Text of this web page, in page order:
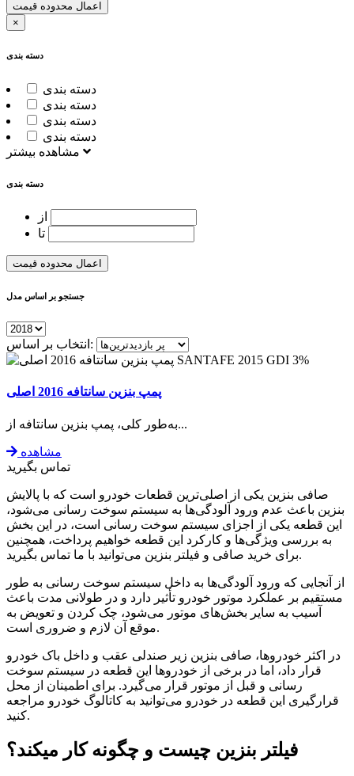
اعمال محدوده قیمت
×
دسته بندی
دسته بندی
دسته بندی
دسته بندی
دسته بندی
دسته بندی
اعمال محدوده قیمت
جستجو بر اساس مدل
انتخاب بر اساس:
SANTAFE 2015 GDI 3%
پمپ بنزین سانتافه 2016 اصلی
به‌طور کلی، پمپ بنزین سانتافه از...
مشاهده
تماس بگیرید
صافی بنزین یکی از اصلی‌ترین قطعات خودرو است که با پالایش
بنزین باعث عدم ورود آلودگی‌ها به سیستم سوخت رسانی می‌شود،
این قطعه یکی از اجزای سیستم سوخت رسانی است، در این بخش
به بررسی ویژگی‌ها و کارکرد این قطعه خواهیم پرداخت، همچنین
برای خرید صافی و فیلتر بنزین می‌توانید با ما تماس بگیرید.
از آنجایی که ورود آلودگی‌ها به داخل سیستم سوخت رسانی به طور
مستقیم بر عملکرد موتور خودرو تأثیر دارد و در طولانی مدت باعث
آسیب به سایر بخش‌های موتور می‌شود، چک کردن و تعویض به
موقع آن لازم و ضروری است.
در اکثر خودروها، صافی بنزین زیر صندلی عقب و داخل باک خودرو
قرار داد، اما در برخی از خودروها این قطعه در سیستم سوخت
رسانی و قبل از موتور قرار می‌گیرد. برای اطمینان از محل
قرارگیری این قطعه در خودرو می‌توانید به کاتالوگ خودرو مراجعه
کنید.
فیلتر بنزین چیست و چگونه کار میکند؟